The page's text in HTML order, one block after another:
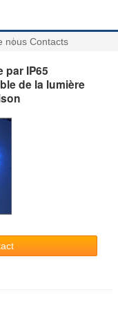
nous Contacts
par IP65
de la lumière